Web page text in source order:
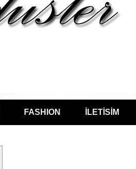
FASHION İLETİSİM